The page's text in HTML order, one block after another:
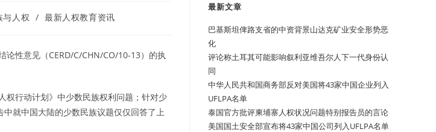
与人权 / 最新人权教育资讯
性意见（CERD/C/CHN/CO/10-13）的执
权行动计划》中少数民族权利问题；针对少
就中国大陆的少数民族议题仅仅回答了上
最新文章
巴基斯坦俾路支省的中资背景山达克矿业安全形势恶
化
评论称土耳其可能影响叙利亚维吾尔人下一代身份认
同
中华人民共和国商务部反对美国将43家中国企业列入
UFLPA名单
泰国官方批评柬埔寨人权状况问题特别报告员的言论
美国国土安全部宣布将43家中国公司列入UFLPA名单